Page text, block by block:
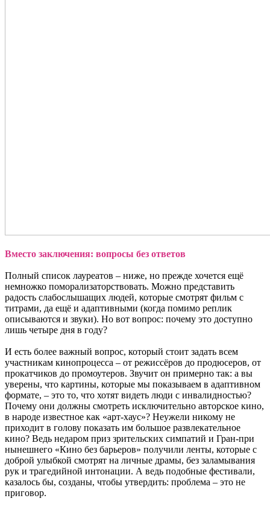
Вместо заключения: вопросы без ответов
Полный список лауреатов – ниже, но прежде хочется ещё
немножко поморализаторствовать. Можно представить
радость слабослышащих людей, которые смотрят фильм с
титрами, да ещё и адаптивными (когда помимо реплик
описываются и звуки). Но вот вопрос: почему это доступно
лишь четыре дня в году?
И есть более важный вопрос, который стоит задать всем
участникам кинопроцесса – от режиссёров до продюсеров, от
прокатчиков до промоутеров. Звучит он примерно так: а вы
уверены, что картины, которые мы показываем в адаптивном
формате, – это то, что хотят видеть люди с инвалидностью?
Почему они должны смотреть исключительно авторское кино,
в народе известное как «арт-хаус»? Неужели никому не
приходит в голову показать им большое развлекательное
кино? Ведь недаром приз зрительских симпатий и Гран-при
нынешнего «Кино без барьеров» получили ленты, которые с
доброй улыбкой смотрят на личные драмы, без заламывания
рук и трагедийной интонации. А ведь подобные фестивали,
казалось бы, созданы, чтобы утвердить: проблема – это не
приговор.